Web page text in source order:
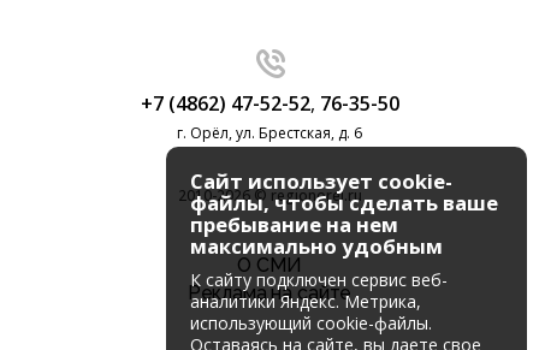
+7 (4862) 47-52-52, 76-35-50
г. Орёл, ул. Брестская, д. 6
2010-2026 © regionorel.ru
О СМИ
Реклама на сайте
Сайт использует cookie-
файлы, чтобы сделать ваше
пребывание на нем
максимально удобным
К cайту подключен сервис веб-
аналитики Яндекс. Метрика,
использующий cookie-файлы.
Оставаясь на сайте, вы даете свое